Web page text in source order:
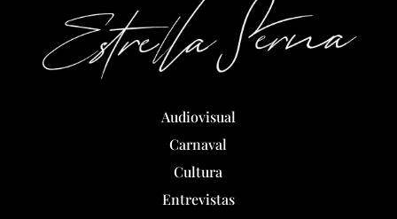
Audiovisual
Carnaval
Cultura
Entrevistas